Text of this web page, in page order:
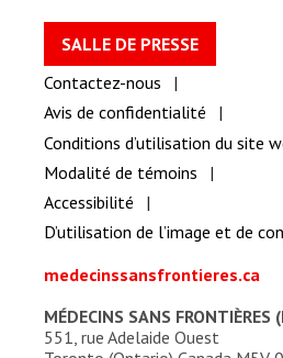
SALLE DE PRESSE
Contactez-nous
Avis de confidentialité
Conditions d’utilisation du site
Modalité de témoins
Accessibilité
D’utilisation de l’image et de
medecinssansfrontieres.ca
MÉDECINS SANS FRONTIÈRES
551, rue Adelaide Ouest